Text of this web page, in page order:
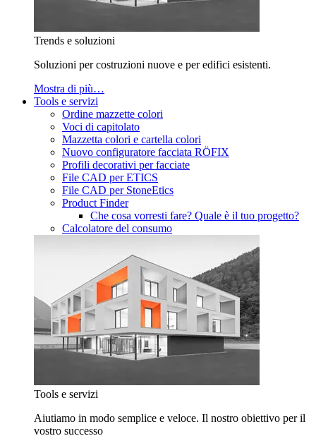
Trends e soluzioni
Soluzioni per costruzioni nuove e per edifici esistenti.
Mostra di più…
Tools e servizi
Ordine mazzette colori
Voci di capitolato
Mazzetta colori e cartella colori
Nuovo configuratore facciata RÖFIX
Profili decorativi per facciate
File CAD per ETICS
File CAD per StoneEtics
Product Finder
Che cosa vorresti fare? Quale è il tuo progetto?
Calcolatore del consumo
Tools e servizi
Aiutiamo in modo semplice e veloce. Il nostro obiettivo per il
vostro successo